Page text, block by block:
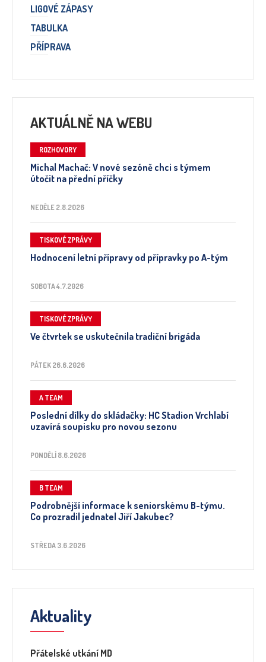
LIGOVÉ ZÁPASY
TABULKA
PŘÍPRAVA
AKTUÁLNĚ NA WEBU
ROZHOVORY
Michal Machač: V nové sezóně chci s týmem
útočit na přední příčky
NEDĚLE 2.8.2026
TISKOVÉ ZPRÁVY
Hodnocení letní přípravy od přípravky po A-tým
SOBOTA 4.7.2026
TISKOVÉ ZPRÁVY
Ve čtvrtek se uskutečnila tradiční brigáda
PÁTEK 26.6.2026
A TEAM
Poslední dílky do skládačky: HC Stadion Vrchlabí
uzavírá soupisku pro novou sezonu
PONDĚLÍ 8.6.2026
B TEAM
Podrobnější informace k seniorskému B-týmu.
Co prozradil jednatel Jiří Jakubec?
STŘEDA 3.6.2026
Aktuality
Přátelské utkání MD